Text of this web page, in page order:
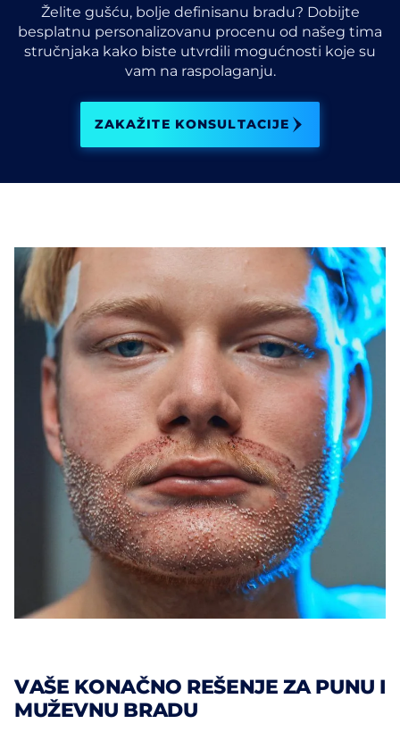
Želite gušću, bolje definisanu bradu? Dobijte
besplatnu personalizovanu procenu od našeg tima
stručnjaka kako biste utvrdili mogućnosti koje su
vam na raspolaganju.
ZAKAŽITE KONSULTACIJE
VAŠE KONAČNO REŠENJE ZA PUNU I
MUŽEVNU BRADU